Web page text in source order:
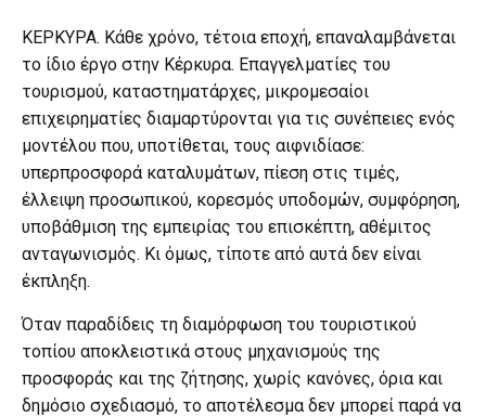
ΚΕΡΚΥΡΑ. Κάθε χρόνο, τέτοια εποχή, επαναλαμβάνεται
το ίδιο έργο στην Κέρκυρα. Επαγγελματίες του
τουρισμού, καταστηματάρχες, μικρομεσαίοι
επιχειρηματίες διαμαρτύρονται για τις συνέπειες ενός
μοντέλου που, υποτίθεται, τους αιφνιδίασε:
υπερπροσφορά καταλυμάτων, πίεση στις τιμές,
έλλειψη προσωπικού, κορεσμός υποδομών, συμφόρηση,
υποβάθμιση της εμπειρίας του επισκέπτη, αθέμιτος
ανταγωνισμός. Κι όμως, τίποτε από αυτά δεν είναι
έκπληξη.
Όταν παραδίδεις τη διαμόρφωση του τουριστικού
τοπίου αποκλειστικά στους μηχανισμούς της
προσφοράς και της ζήτησης, χωρίς κανόνες, όρια και
δημόσιο σχεδιασμό, το αποτέλεσμα δεν μπορεί παρά να